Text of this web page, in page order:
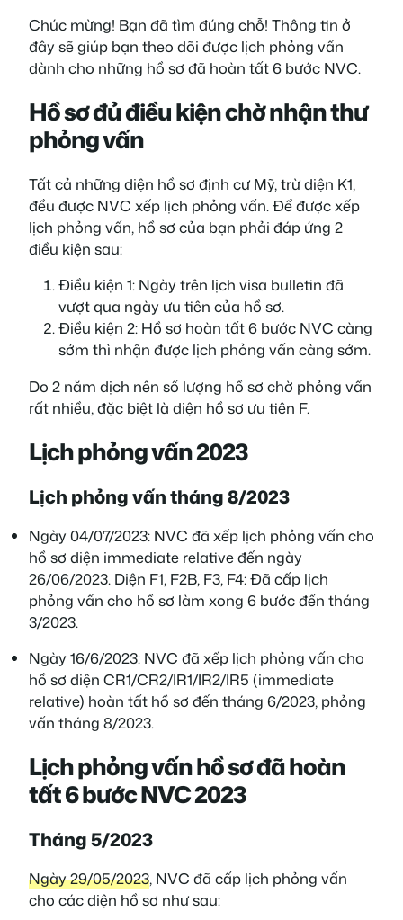
Chúc mừng! Bạn đã tìm đúng chỗ! Thông tin ở
đây sẽ giúp bạn theo dõi được lịch phỏng vấn
dành cho những hồ sơ đã hoàn tất 6 bước NVC.
Hồ sơ đủ điều kiện chờ nhận thư
phỏng vấn
Tất cả những diện hồ sơ định cư Mỹ, trừ diện K1,
đều được NVC xếp lịch phỏng vấn. Để được xếp
lịch phỏng vấn, hồ sơ của bạn phải đáp ứng 2
điều kiện sau:
Điều kiện 1: Ngày trên lịch visa bulletin đã
vượt qua ngày ưu tiên của hồ sơ.
Điều kiện 2: Hồ sơ hoàn tất 6 bước NVC càng
sớm thì nhận được lịch phỏng vấn càng sớm.
Do 2 năm dịch nên số lượng hồ sơ chờ phỏng vấn
rất nhiều, đặc biệt là diện hồ sơ ưu tiên F.
Lịch phỏng vấn 2023
Lịch phỏng vấn tháng 8/2023
Ngày 04/07/2023: NVC đã xếp lịch phỏng vấn cho
hồ sơ diện immediate relative đến ngày
26/06/2023. Diện F1, F2B, F3, F4: Đã cấp lịch
phỏng vấn cho hồ sơ làm xong 6 bước đến tháng
3/2023.
Ngày 16/6/2023: NVC đã xếp lịch phỏng vấn cho
hồ sơ diện CR1/CR2/IR1/IR2/IR5 (immediate
relative) hoàn tất hồ sơ đến tháng 6/2023, phỏng
vấn tháng 8/2023.
Lịch phỏng vấn hồ sơ đã hoàn
tất 6 bước NVC 2023
Tháng 5/2023
Ngày 29/05/2023, NVC đã cấp lịch phỏng vấn
cho các diện hồ sơ như sau: